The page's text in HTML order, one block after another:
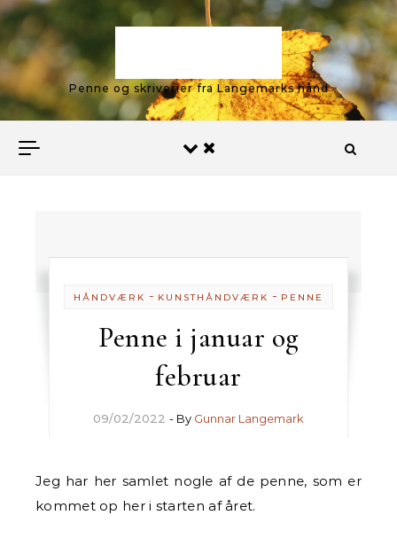
Skip to content
Penne og skriverier fra Langemarks hånd
HÅNDVÆRK - KUNSTHÅNDVÆRK - PENNE
Penne i januar og
februar
09/02/2022 - By Gunnar Langemark
Jeg har her samlet nogle af de penne, som er
kommet op her i starten af året.